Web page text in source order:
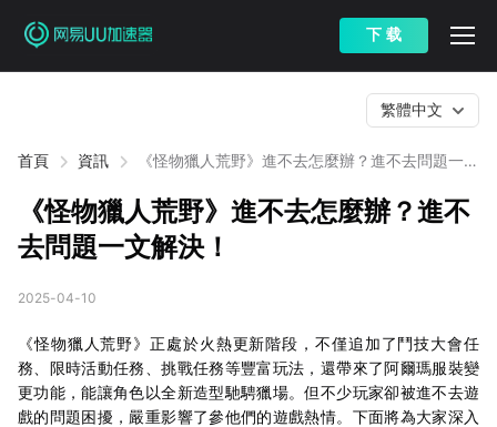
下 载
首頁 資訊
《怪物獵人荒野》進不去怎麼辦？進不去問題一文
繁體中文
《怪物獵人荒野》進不去怎麼辦？進不
去問題一文解決！
2025-04-10
《怪物獵人荒野》正處於火熱更新階段，不僅追加了鬥技大會任
務、限時活動任務、挑戰任務等豐富玩法，還帶來了阿爾瑪服裝變
更功能，能讓角色以全新造型馳騁獵場。但不少玩家卻被進不去遊
戲的問題困擾，嚴重影響了參他們的遊戲熱情。下面將為大家深入